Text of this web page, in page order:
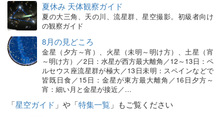
夏休み 天体観察ガイド
夏の大三角、天の川、流星群、星空撮影。初級者向け
の観察ガイド
8月の見どころ
金星（夕方～宵）、火星（未明～明け方）、土星（宵
～明け方）／2日：水星が西方最大離角／12～13日：ペ
ルセウス座流星群が極大／13日未明：スペインなどで
皆既日食／15日：金星が東方最大離角／16日夕方～
宵：細い月と金星が接近／…
「星空ガイド 」や「特集一覧 」もご覧ください